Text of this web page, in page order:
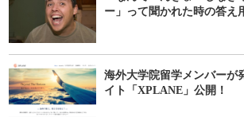
ー」って聞かれた時の答え
海外大学院留学メンバーが
イト「XPLANE」公開！